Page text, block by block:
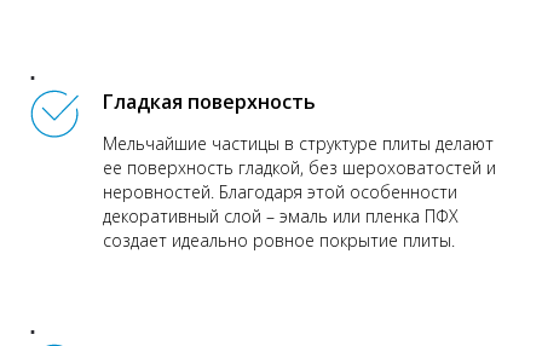
Гладкая поверхность
Мельчайшие частицы в структуре плиты делают
ее поверхность гладкой, без шероховатостей и
неровностей. Благодаря этой особенности
декоративный слой – эмаль или пленка ПФХ
создает идеально ровное покрытие плиты.